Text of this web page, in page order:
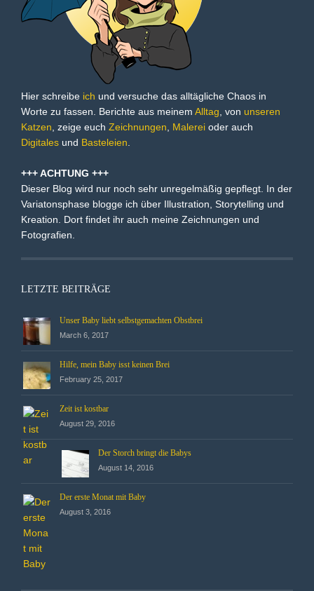
Hier schreibe ich und versuche das alltägliche Chaos in
Worte zu fassen. Berichte aus meinem Alltag , von unseren
Katzen , zeige euch Zeichnungen Malerei oder auch
Digitales und Basteleien
+++ ACHTUNG +++
Dieser Blog wird nur noch sehr unregelmäßig gepflegt. In der
Variatonsphase blogge ich über Illustration, Storytelling und
Kreation. Dort findet ihr auch meine Zeichnungen und
Fotografien.
LETZTE BEITRÄGE
Unser Baby liebt selbstgemachten Obstbrei
March 6, 2017
Hilfe, mein Baby isst keinen Brei
February 25, 2017
Zeit ist kostbar
August 29, 2016
Der Storch bringt die Babys
August 14, 2016
Der erste Monat mit Baby
August 3, 2016